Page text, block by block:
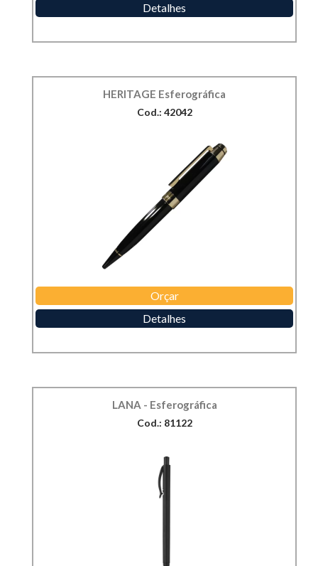
Detalhes
HERITAGE Esferográfica
Cod.: 42042
Orçar
Detalhes
LANA - Esferográfica
Cod.: 81122